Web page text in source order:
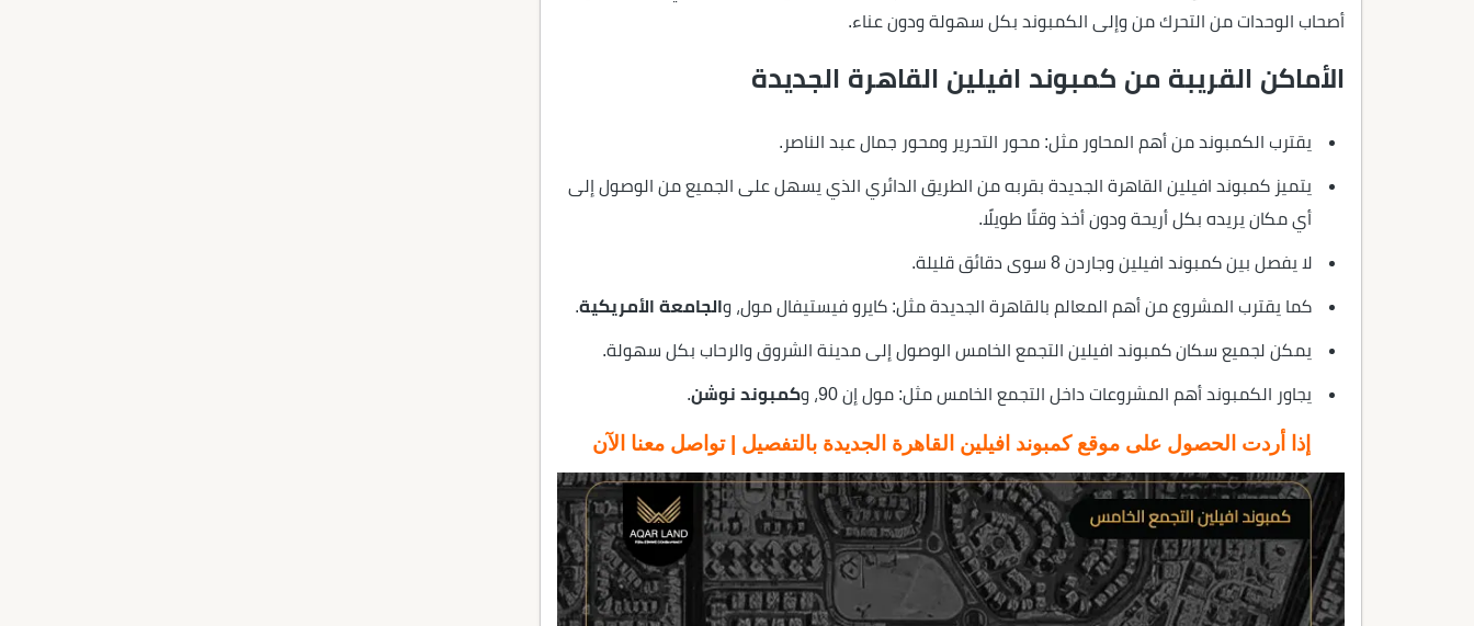
أصحاب الوحدات من التحرك من وإلى الكمبوند بكل سهولة ودون عناء.
الأماكن القريبة من كمبوند افيلين القاهرة الجديدة
يقترب الكمبوند من أهم المحاور مثل: محور التحرير ومحور جمال عبد الناصر.
يتميز كمبوند افيلين القاهرة الجديدة بقربه من الطريق الدائري الذي يسهل على الجميع من الوصول إلى
أي مكان يريده بكل أريحة ودون أخذ وقتًا طويلًا.
لا يفصل بين كمبوند افيلين وجاردن 8 سوى دقائق قليلة.
كما يقترب المشروع من أهم المعالم بالقاهرة الجديدة مثل: كايرو فيستيفال مول، والجامعة الأمريكية.
يمكن لجميع سكان كمبوند افيلين التجمع الخامس الوصول إلى مدينة الشروق والرحاب بكل سهولة.
يجاور الكمبوند أهم المشروعات داخل التجمع الخامس مثل: مول إن 90، و كمبوند نوشن.
إذا أردت الحصول على موقع كمبوند افيلين القاهرة الجديدةبالتفصيل | تواصل معنا الآن